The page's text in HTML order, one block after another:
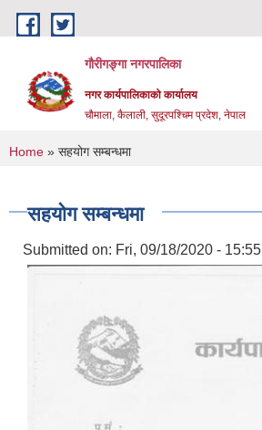
Skip to main content
गौरीगङ्गा नगरपालिका
नगर कार्यपालिकाको कार्यालय
चौमाला, कैलाली, सुदूरपश्चिम प्रदेश, नेपाल
You are here
Home » सहयोग सम्बन्धमा
सहयोग सम्बन्धमा
Submitted on: Fri, 09/18/2020 - 15:55